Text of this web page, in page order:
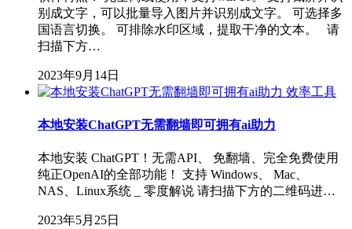
别成文字，可以批量导入图片并识别成文字。 可选择多
国语言切换。 可排除水印区域，提取干净的文本。 请
扫描下方…
2023年9月14日
效率工具
本地安装ChatGPT无需翻墙即可拥有ai助力
本地安装 ChatGPT！无需API、 免翻墙、完全免费使用
纯正OpenAI的全部功能！ 支持 Windows、 Mac、
NAS、Linux系统 _ 零度解说 请扫描下方的二维码进…
2023年5月25日